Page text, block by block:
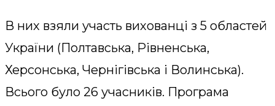
В них взяли участь вихованці з 5 областей
України (Полтавська, Рівненська,
Херсонська, Чернігівська і Волинська).
Всього було 26 учасників. Програма